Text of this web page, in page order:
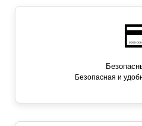
Безопасная и